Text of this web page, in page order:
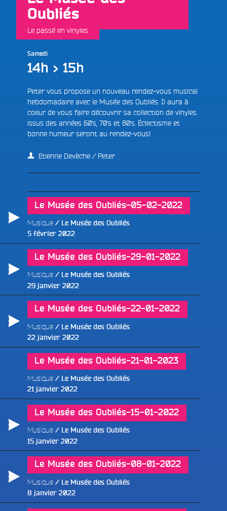
Oubliés
Le passé en vinyles
Samedi
14h > 15h
Peter vous propose un nouveau rendez-vous musical
hebdomadaire avec le Musée des Oubliés. Il aura à
coeur de vous faire découvrir sa collection de vinyles
issus des années 60’s, 70’s et 80’s. Éclectisme et
bonne humeur seront au rendez-vous!
Etienne Devèche / Peter
Le Musée des Oubliés-05-02-2022
Musique
Le Musée des Oubliés
Publié
5 février 2022
Le Musée des Oubliés-29-01-2022
Musique
Le Musée des Oubliés
Publié
29 janvier 2022
Le Musée des Oubliés-22-01-2022
Musique
Le Musée des Oubliés
Publié
22 janvier 2022
Le Musée des Oubliés-21-01-2023
Musique
Le Musée des Oubliés
Publié
21 janvier 2022
Le Musée des Oubliés-15-01-2022
Musique
Le Musée des Oubliés
Publié
15 janvier 2022
Le Musée des Oubliés-08-01-2022
Musique
Le Musée des Oubliés
Publié
8 janvier 2022